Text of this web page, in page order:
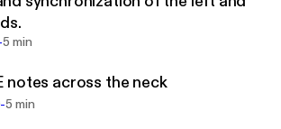
unsplash.com/@labandestyle
5 min
notes across the neck
-5 min